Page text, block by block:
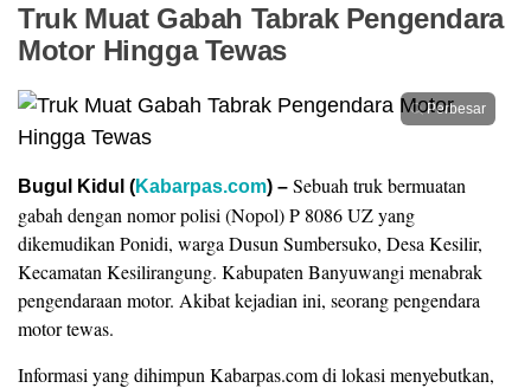
Truk Muat Gabah Tabrak Pengendara
Motor Hingga Tewas
Perbesar
Bugul Kidul (Kabarpas.com) – Sebuah truk bermuatan
gabah dengan nomor polisi (Nopol) P 8086 UZ yang
dikemudikan Ponidi, warga Dusun Sumbersuko, Desa Kesilir,
Kecamatan Kesilirangung. Kabupaten Banyuwangi menabrak
pengendaraan motor. Akibat kejadian ini, seorang pengendara
motor tewas.
Informasi yang dihimpun Kabarpas.com di lokasi menyebutkan,